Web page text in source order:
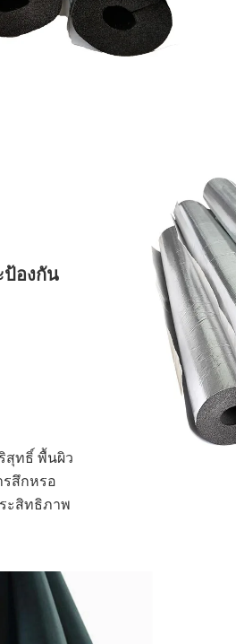
องกัน
สุทธิ์ พื้นผิว
สึกหรอ
ะสิทธิภาพ